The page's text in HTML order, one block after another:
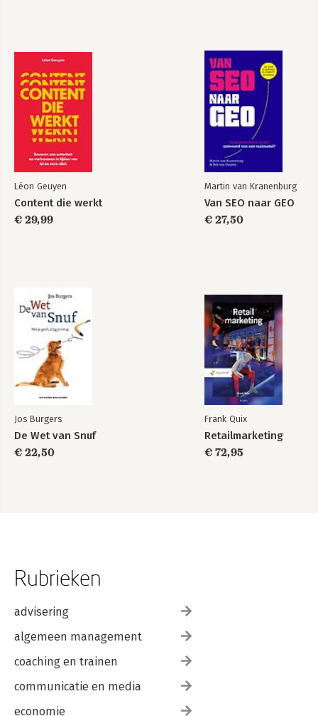
Léon Geuyen
Content die werkt
€ 29,99
Martin van Kranenburg
Van SEO naar GEO
€ 27,50
Jos Burgers
De Wet van Snuf
€ 22,50
Frank Quix
Retailmarketing
€ 72,95
Rubrieken
advisering
algemeen management
coaching en trainen
communicatie en media
economie